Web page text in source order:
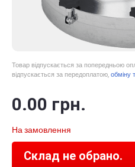
Товар відпускається за попередньою
відпускається за передоплатою, обміну
0.00 грн.
На замовлення
Склад не обрано.